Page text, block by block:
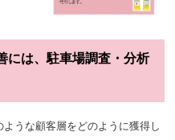
には、駐車場調査・分析
うな顧客層をどのように獲得し